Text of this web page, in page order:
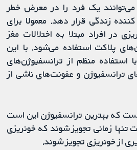
یک فرد را در معرض خطر
زندگی قرار دهد. معمولا برای
در افراد مبتلا به اختلالات مغز
پلاکت استفاده می‌شود. با این
استفاده منظم از ترانسفیوژن‌های
ترانسفیوژن و عفونت‌های ناشی از
که بهترین ترانسفیوژن این است
تنها زمانی تجویز شوند که خونریزی
از خونریزی تجویز شوند.